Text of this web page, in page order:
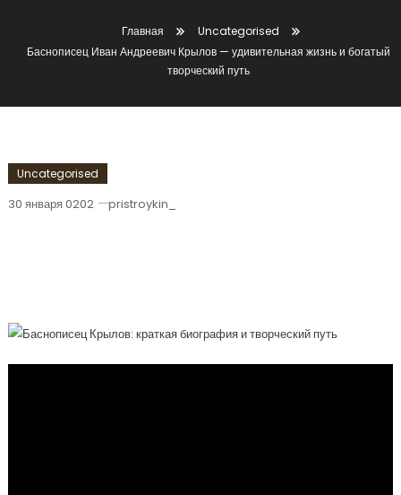
Главная
Uncategorised
Баснописец Иван Андреевич Крылов — удивительная жизнь и богатый
творческий путь
Uncategorised
30 января 0202 pristroykin_